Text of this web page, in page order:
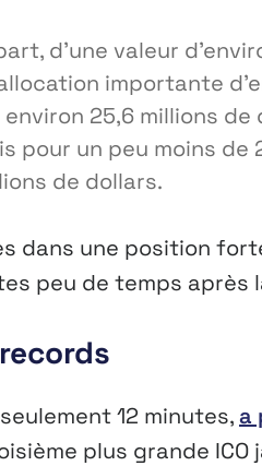
d’une valeur
importante
25,6 millions de
pour un peu moins
de dollars.
dans une position
peu de temps après
12 minutes,a
plus grande